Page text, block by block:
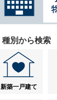
種別から検索
新築一戸建て